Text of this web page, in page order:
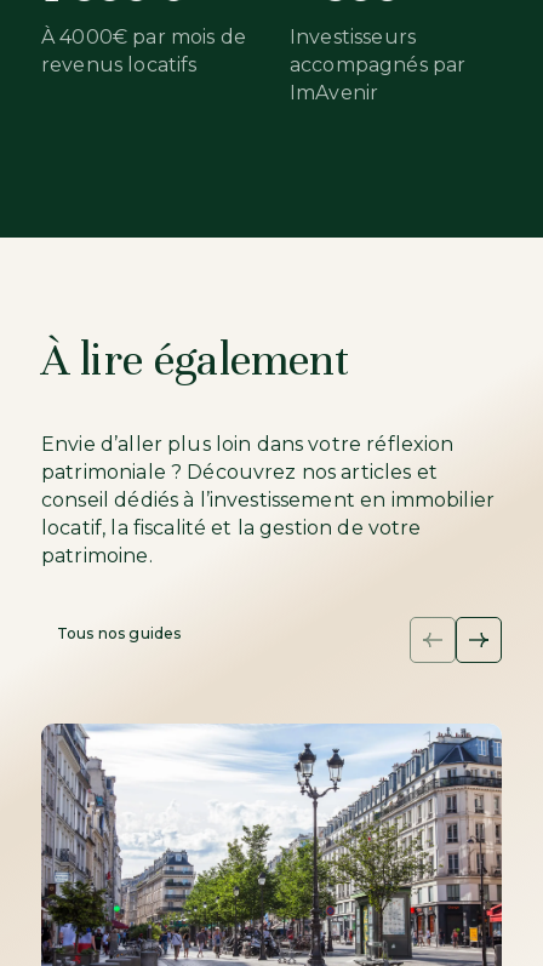
À 4000€ par mois de
revenus locatifs
Investisseurs
accompagnés par
ImAvenir
À lire également
Envie d’aller plus loin dans votre réflexion
patrimoniale ? Découvrez nos articles et
conseil dédiés à l’investissement en immobilier
locatif, la fiscalité et la gestion de votre
patrimoine.
Tous nos guides